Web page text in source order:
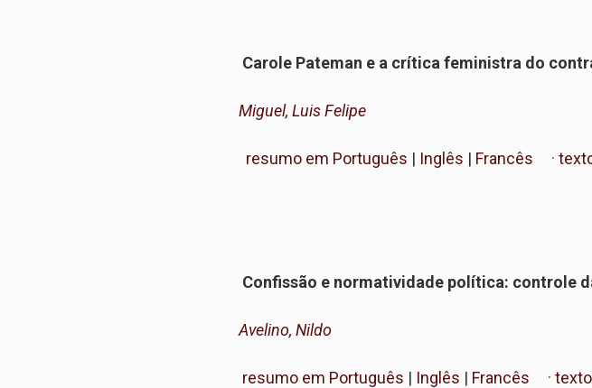
Carole Pateman e a crítica feministra do
Miguel, Luis Felipe
resumo em Português | Inglês | Francês ·
Confissão e normatividade política: controle
Avelino, Nildo
resumo em Português | Inglês | Francês ·